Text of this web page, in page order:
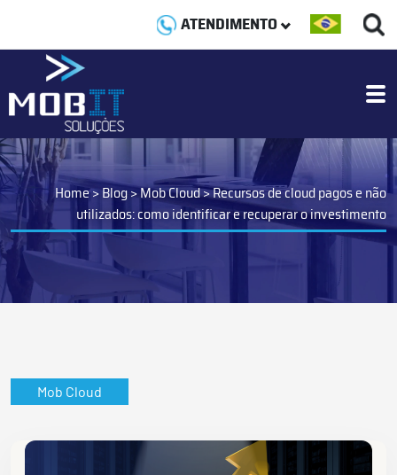
ATENDIMENTO
Home>Blog>Mob Cloud>Recursos de cloud pagos e não
utilizados: como identificar e recuperar o investimento
Mob Cloud